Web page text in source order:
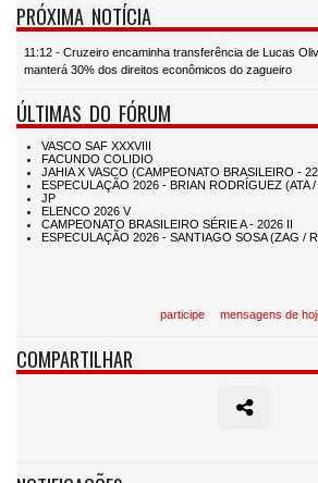
PRÓXIMA NOTÍCIA
11:12 - Cruzeiro encaminha transferência de Lucas
manterá 30% dos direitos econômicos do zagueiro
ÚLTIMAS DO FÓRUM
participe mensagens de
COMPARTILHAR